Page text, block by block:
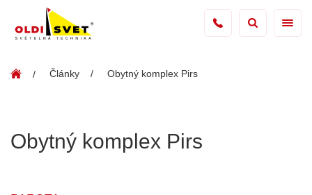
Články Obytný komplex Pirs
Obytný komplex Pirs